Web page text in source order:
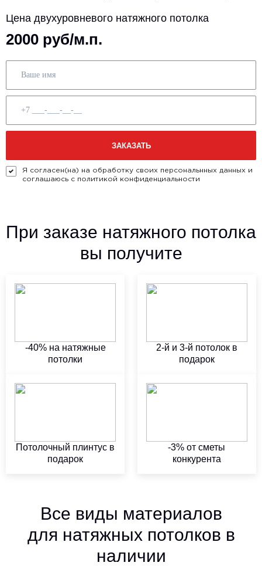
Цена двухуровневого натяжного потолка
2000 руб/м.п.
Я согласен(на) на обработку своих персональнных данных и
соглашаюсь с политикой конфиденциальности
При заказе натяжного потолка
вы получите
-40% на натяжные
потолки
2-й и 3-й потолок в
подарок
Потолочный плинтус в
подарок
-3% от сметы
конкурента
Все виды материалов
для натяжных потолков в
наличии